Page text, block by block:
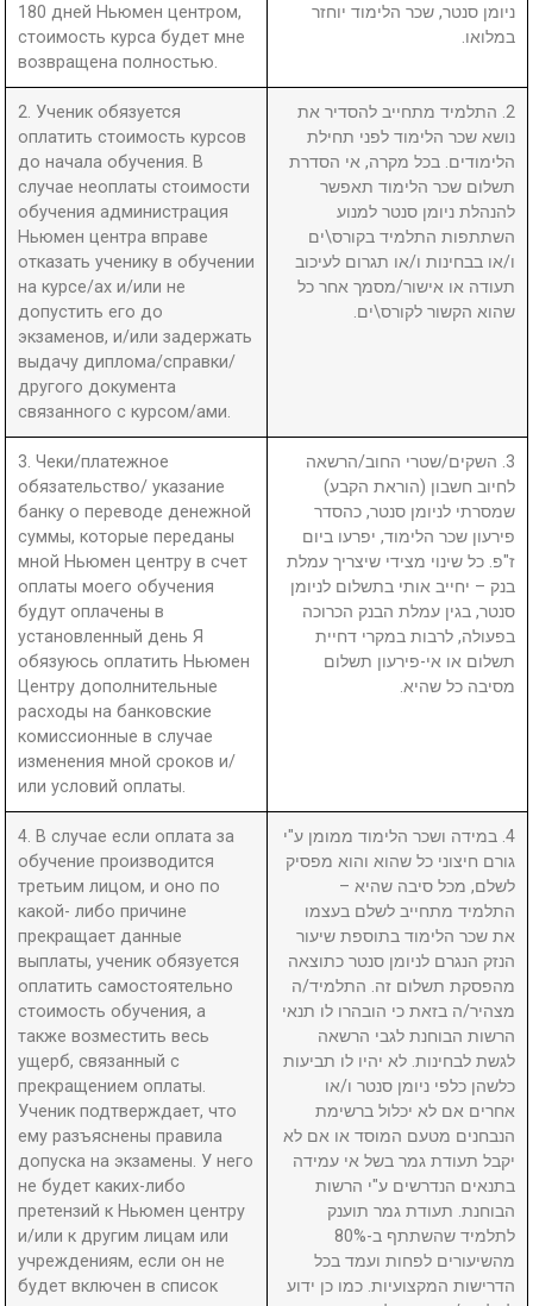
180 дней Ньюмен центром,
стоимость курса будет мне
возвращена полностью.
ניומן סנטר, שכר הלימוד יוחזר
במלואו.
2. Ученик обязуется
оплатить стоимость курсов
до начала обучения. В
случае неоплаты стоимости
обучения администрация
Ньюмен центра вправе
отказать ученику в обучении
на курсе/ах и/или не
допустить его до
экзаменов, и/или задержать
выдачу диплома/справки/
другого документа
связанного с курсом/ами.
2. התלמיד מתחייב להסדיר את
נושא שכר הלימוד לפני תחילת
הלימודים. בכל מקרה, אי הסדרת
תשלום שכר הלימוד תאפשר
להנהלת ניומן סנטר למנוע
השתתפות התלמיד בקורס\ים
ו/או בבחינות ו/או תגרום לעיכוב
תעודה או אישור/מסמך אחר כל
שהוא הקשור לקורס\ים.
3. Чеки/платежное
обязательство/ указание
банку о переводе денежной
суммы, которые переданы
мной Ньюмен центру в счет
оплаты моего обучения
будут оплачены в
установленный день Я
обязуюсь оплатить Ньюмен
Центру дополнительные
расходы на банковские
комиссионные в случае
изменения мной сроков и/
или условий оплаты.
3. השקים/שטרי החוב/הרשאה
לחיוב חשבון (הוראת הקבע)
שמסרתי לניומן סנטר, כהסדר
פירעון שכר הלימוד, יפרעו ביום
ז"פ. כל שינוי מצידי שיצריך עמלת
בנק – יחייב אותי בתשלום לניומן
סנטר, בגין עמלת הבנק הכרוכה
בפעולה, לרבות במקרי דחיית
תשלום או אי-פירעון תשלום
מסיבה כל שהיא.
4. В случае если оплата за
обучение производится
третьим лицом, и оно по
какой- либо причине
прекращает данные
выплаты, ученик обязуется
оплатить самостоятельно
стоимость обучения, а
также возместить весь
ущерб, связанный с
прекращением оплаты.
Ученик подтверждает, что
ему разъяснены правила
допуска на экзамены. У него
не будет каких-либо
претензий к Ньюмен центру
и/или к другим лицам или
учреждениям, если он не
будет включен в список
4. במידה ושכר הלימוד ממומן ע"י
גורם חיצוני כל שהוא והוא מפסיק
לשלם, מכל סיבה שהיא –
התלמיד מתחייב לשלם בעצמו
את שכר הלימוד בתוספת שיעור
הנזק הנגרם לניומן סנטר כתוצאה
מהפסקת תשלום זה. התלמיד/ה
מצהיר/ה בזאת כי הובהרו לו תנאי
הרשות הבוחנת לגבי הרשאה
לגשת לבחינות. לא יהיו לו תביעות
כלשהן כלפי ניומן סנטר ו/או
אחרים אם לא יכלול ברשימת
הנבחנים מטעם המוסד או אם לא
יקבל תעודת גמר בשל אי עמידה
בתנאים הנדרשים ע"י הרשות
הבוחנת. תעודת גמר תוענק
לתלמיד שהשתתף ב-80%
מהשיעורים לפחות ועמד בכל
הדרישות המקצועיות. כמו כן ידוע